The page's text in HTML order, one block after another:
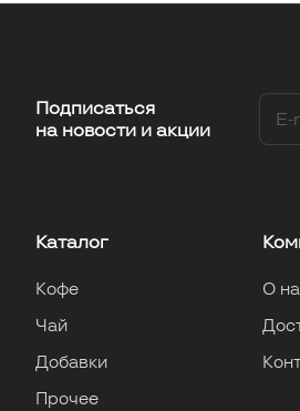
Подписаться
на новости и акции
Каталог
Кофе
Чай
Добавки
Прочее
О